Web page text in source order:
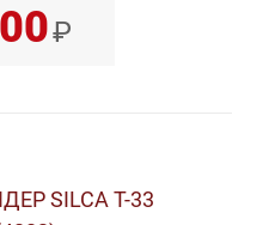
₽
SILCA T-33